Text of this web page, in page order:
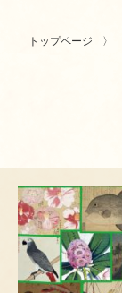
トップページ